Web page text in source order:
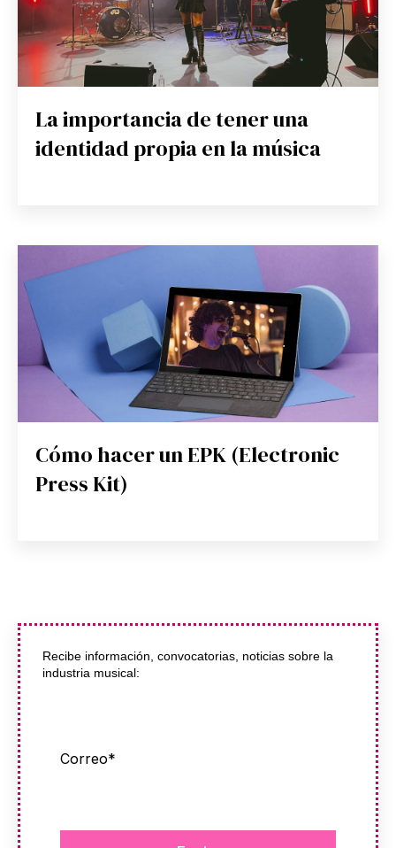
La importancia de tener una
identidad propia en la música
Cómo hacer un EPK (Electronic
Press Kit)
Recibe información, convocatorias, noticias sobre la
industria musical:
Correo*